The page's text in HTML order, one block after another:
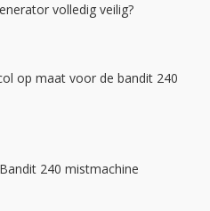
volledig veilig?
op maat voor de bandit 240
240 mistmachine